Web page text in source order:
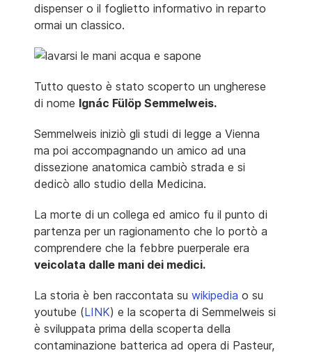
dispenser o il foglietto informativo in reparto
ormai un classico.
Tutto questo è stato scoperto un ungherese
di nome Ignác Fülöp Semmelweis.
Semmelweis iniziò gli studi di legge a Vienna
ma poi accompagnando un amico ad una
dissezione anatomica cambiò strada e si
dedicò allo studio della Medicina.
La morte di un collega ed amico fu il punto di
partenza per un ragionamento che lo portò a
comprendere che la febbre puerperale era
veicolata dalle mani dei medici.
La storia è ben raccontata su wikipedia o su
youtube (LINK) e la scoperta di Semmelweis si
è sviluppata prima della scoperta della
contaminazione batterica ad opera di Pasteur,